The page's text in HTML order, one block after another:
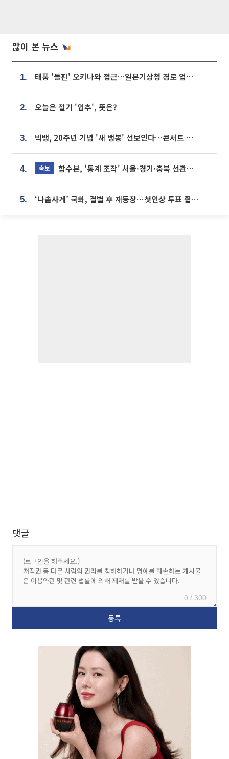
많이 본 뉴스
1. 태풍 '돌핀' 오키나와 접근…일본기상청 경로 업데이트
2. 오늘은 절기 '입추', 뜻은?
3. 빅뱅, 20주년 기념 '새 뱅봉' 선보인다⋯콘서트 앞두고 팝업 개최
4. 속보 합수본, '통계 조작' 서울·경기·충북 선관위 등 추가 압수수색
5. ‘나솔사계’ 국화, 결별 후 재등장⋯첫인상 투표 휩쓸고 ‘인기녀’ 등극
댓글
0 / 300